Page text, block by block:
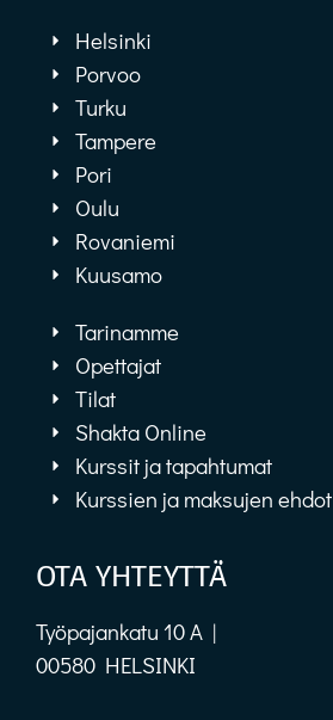
Helsinki
Porvoo
Turku
Tampere
Pori
Oulu
Rovaniemi
Kuusamo
Tarinamme
Opettajat
Tilat
Shakta Online
Kurssit ja tapahtumat
Kurssien ja maksujen ehdot
OTA YHTEYTTÄ
Työpajankatu 10 A |
00580 HELSINKI